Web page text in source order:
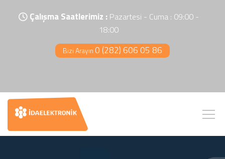
Çalışma Saatlerimiz : Pazartesi - Cuma : 09:00 -
18:00
Bizi Arayın 0 (282) 606 05 86